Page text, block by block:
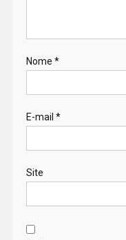
Nome *
E-mail *
Site